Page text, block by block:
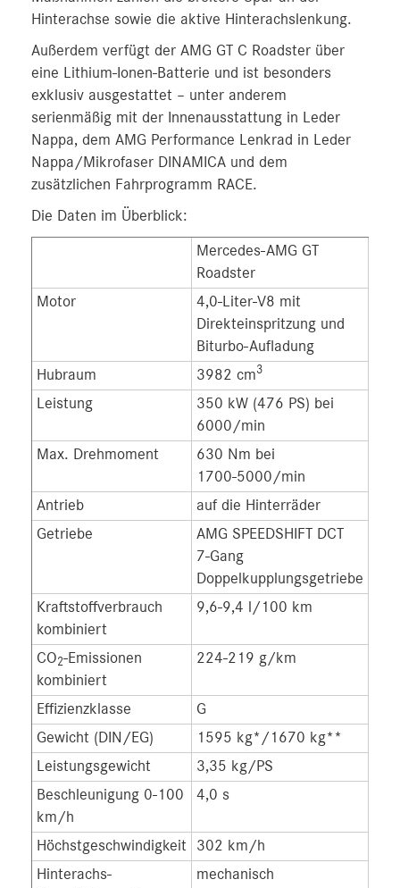
Hinterachse sowie die aktive Hinterachslenkung.
Außerdem verfügt der AMG GT C Roadster über
eine Lithium-Ionen-Batterie und ist besonders
exklusiv ausgestattet – unter anderem
serienmäßig mit der Innenausstattung in Leder
Nappa, dem AMG Performance Lenkrad in Leder
Nappa/Mikrofaser DINAMICA und dem
zusätzlichen Fahrprogramm RACE.
Die Daten im Überblick:
Mercedes-AMG GT
Roadster
Motor
4,0-Liter-V8 mit
Direkteinspritzung und
Biturbo-Aufladung
Hubraum
3982 cm3
Leistung
350 kW (476 PS) bei
6000/min
Max. Drehmoment
630 Nm bei
1700-5000/min
Antrieb
auf die Hinterräder
Getriebe
AMG SPEEDSHIFT DCT
7‑Gang
Doppelkupplungsgetriebe
Kraftstoffverbrauch
kombiniert
9,6-9,4 l/100 km
CO2-Emissionen
kombiniert
224-219 g/km
Effizienzklasse G
Gewicht (DIN/EG)
1595 kg*/1670 kg**
Leistungsgewicht
3,35 kg/PS
Beschleunigung 0-100
km/h
4,0 s
Höchstgeschwindigkeit 302 km/h
Hinterachs-
mechanisch